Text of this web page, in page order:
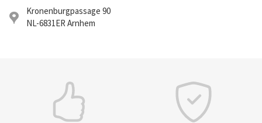
Kronenburgpassage 90
NL-6831ER Arnhem